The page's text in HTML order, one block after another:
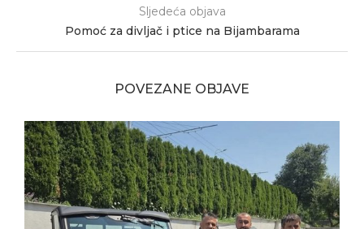
Sljedeća objava
Pomoć za divljač i ptice na Bijambarama
POVEZANE OBJAVE